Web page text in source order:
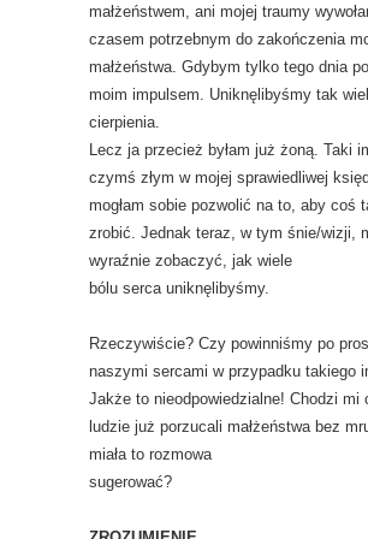
małżeństwem, ani mojej traumy
czasem potrzebnym do zakończenia
małżeństwa. Gdybym tylko tego dnia
moim impulsem. Uniknęlibyśmy tak
cierpienia.
Lecz ja przecież byłam już żoną. Taki
czymś złym w mojej sprawiedliwej
mogłam sobie pozwolić na to, aby coś
zrobić. Jednak teraz, w tym śnie/wizji,
wyraźnie zobaczyć, jak wiele
bólu serca uniknęlibyśmy.
Rzeczywiście? Czy powinniśmy po
naszymi sercami w przypadku takiego
Jakże to nieodpowiedzialne! Chodzi mi
ludzie już porzucali małżeństwa bez
miała to rozmowa
sugerować?